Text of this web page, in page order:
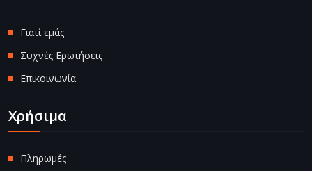
Γιατί εμάς
Συχνές Ερωτήσεις
Επικοινωνία
Χρήσιμα
Πληρωμές